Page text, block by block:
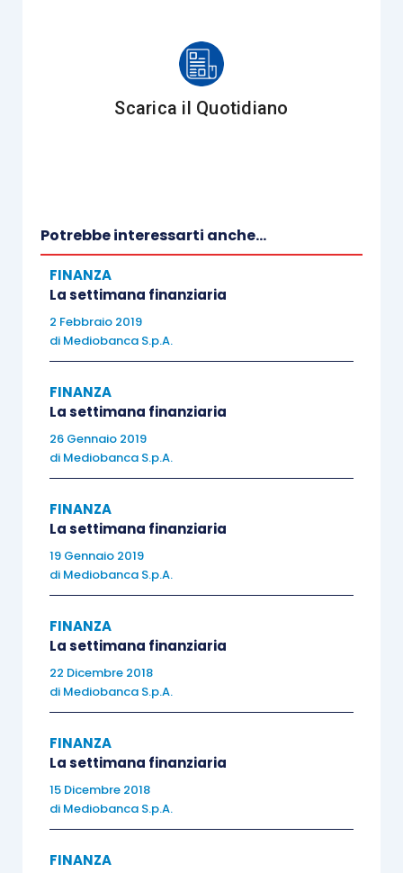
sulla fiducia degli
investitori alcuni episodi
verificatesi nei singoli
deprezzamento della lira
tensioni politiche in Medio
Oriente(che hanno fatto
salire ulteriormente il prezzo
svolta protezionistica
dell’amministrazione
Trump. Conseguentemente,
il debito dei mercati
emergenti ha evidenziato un
significativo deterioramento
della performance (circa il
5% in dollari), gli indici
7.5%, mentre le valute dei
principali paesi emergenti si
sono deprezzate contro il
dollaro statunitense (cfr. fig.
1). Nonostante questo
andamento dei mercati
finanziari,i fondamentali
delle economie emergenti
prosegue, seppure a fronte
Scarica il Quotidiano
Potrebbe interessarti anche...
FINANZA
La settimana finanziaria
2 Febbraio 2019
di Mediobanca S.p.A.
FINANZA
La settimana finanziaria
26 Gennaio 2019
di Mediobanca S.p.A.
FINANZA
La settimana finanziaria
19 Gennaio 2019
di Mediobanca S.p.A.
FINANZA
La settimana finanziaria
22 Dicembre 2018
di Mediobanca S.p.A.
FINANZA
La settimana finanziaria
15 Dicembre 2018
di Mediobanca S.p.A.
FINANZA